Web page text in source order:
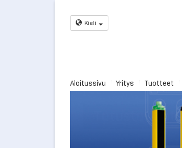
Kieli
Aloitussivu Yritys Tuotteet